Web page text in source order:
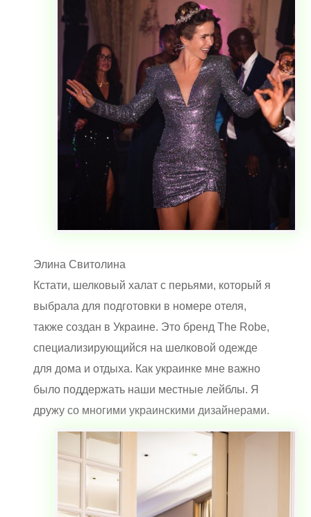
Элина Свитолина
Кстати, шелковый халат с перьями, который я
выбрала для подготовки в номере отеля,
также создан в Украине. Это бренд The Robe,
специализирующийся на шелковой одежде
для дома и отдыха. Как украинке мне важно
было поддержать наши местные лейблы. Я
дружу со многими украинскими дизайнерами.